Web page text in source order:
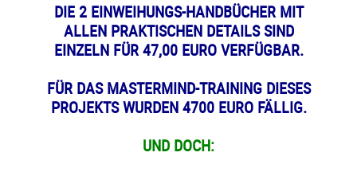
DIE 2 EINWEIHUNGS-HANDBÜCHER MIT
ALLEN PRAKTISCHEN DETAILS SIND
EINZELN FÜR 47,00 EURO VERFÜGBAR.
FÜR DAS MASTERMIND-TRAINING DIESES
PROJEKTS WURDEN 4700 EURO FÄLLIG.
UND DOCH: